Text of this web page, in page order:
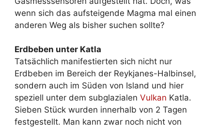
wenn sich das aufsteigende Magma mal einen
anderen Weg als bisher suchen sollte?
Erdbeben unter Katla
Tatsächlich manifestierten sich nicht nur
Erdbeben im Bereich der Reykjanes-Halbinsel,
sondern auch im Süden von Island und hier
speziell unter dem subglazialen Vulkan Katla.
Sieben Stück wurden innerhalb von 2 Tagen
festgestellt. Man kann zwar noch nicht von